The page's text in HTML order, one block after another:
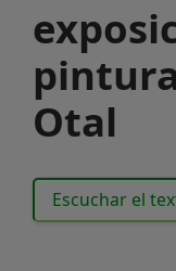
Otal
Escuchar el